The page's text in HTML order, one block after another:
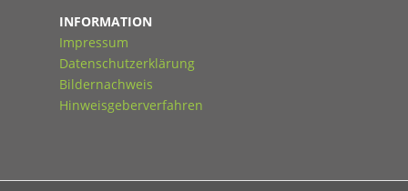
INFORMATION
Impressum
Datenschutzerklärung
Bildernachweis
Hinweisgeberverfahren